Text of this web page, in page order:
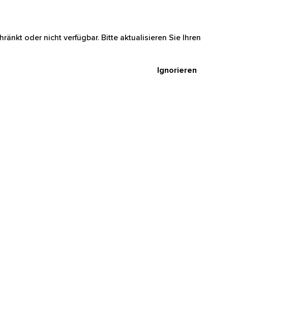
oder nicht verfügbar. Bitte aktualisieren Sie Ihren
Ignorieren